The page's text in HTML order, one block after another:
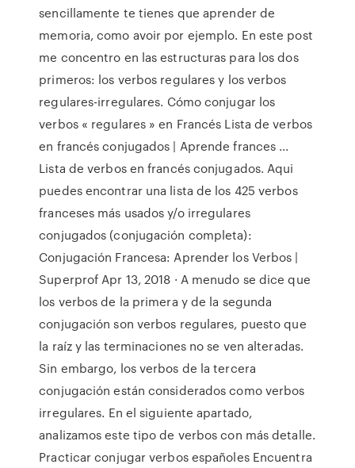
sencillamente te tienes que aprender de
memoria, como avoir por ejemplo. En este post
me concentro en las estructuras para los dos
primeros: los verbos regulares y los verbos
regulares-irregulares. Cómo conjugar los
verbos « regulares » en Francés Lista de verbos
en francés conjugados | Aprende frances ...
Lista de verbos en francés conjugados. Aqui
puedes encontrar una lista de los 425 verbos
franceses más usados y/o irregulares
conjugados (conjugación completa):
Conjugación Francesa: Aprender los Verbos |
Superprof Apr 13, 2018 · A menudo se dice que
los verbos de la primera y de la segunda
conjugación son verbos regulares, puesto que
la raíz y las terminaciones no se ven alteradas.
Sin embargo, los verbos de la tercera
conjugación están considerados como verbos
irregulares. En el siguiente apartado,
analizamos este tipo de verbos con más detalle.
Practicar conjugar verbos españoles Encuentra